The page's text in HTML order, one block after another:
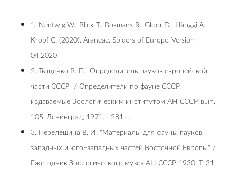
1. Nentwig W., Blick T., Bosmans R., Gloor D., Hänggi A.,
Kropf C. (2020). Araneae. Spiders of Europe. Version
04.2020
2. Тыщенко В. П. "Определитель пауков европейской
части СССР" / Определители по фауне СССР,
издаваемые Зоологическим институтом АН СССР, вып.
105. Ленинград, 1971. - 281 с.
3. Перелешина В. И. "Материалы для фауны пауков
западных и юго–западных частей Восточной Европы" /
Ежегодник Зоологического музея АН СССР. 1930. Т. 31,